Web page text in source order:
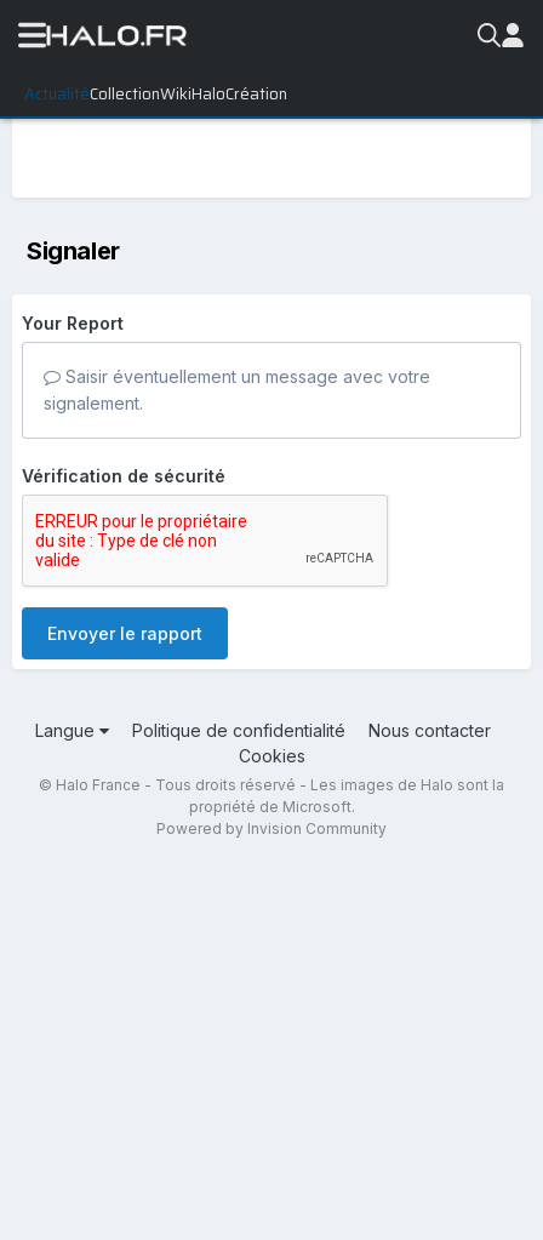
ActualitéCollectionWikiHaloCréation
Signaler
Your Report
Saisir éventuellement un message avec votre
signalement.
Vérification de sécurité
Envoyer le rapport
Langue Politique de confidentialité
Nous contacter
Cookies
© Halo France - Tous droits réservé - Les images de Halo sont la
propriété de Microsoft.
Powered by Invision Community